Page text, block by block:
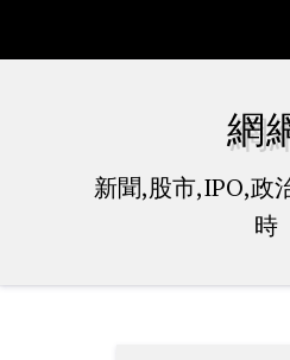
網
新聞,股市,IPO,政
時